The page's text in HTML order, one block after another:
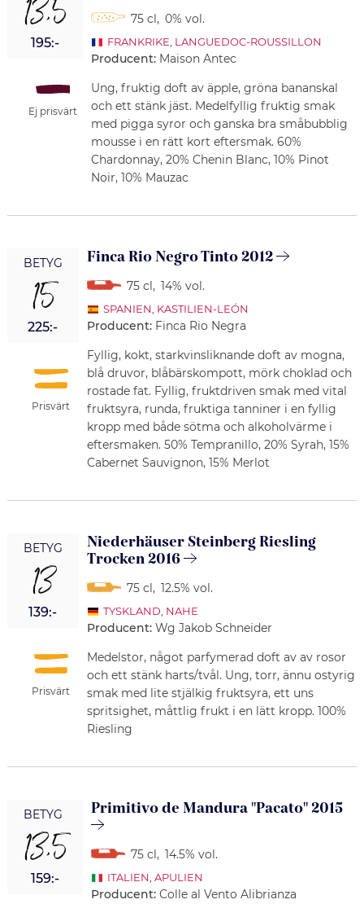
13,5
195:-
Ej prisvärt
75 cl, 0% vol.
FRANKRIKE LANGUEDOC-ROUSSILLON
Producent: Maison Antec
Ung, fruktig doft av äpple, gröna bananskal
och ett stänk jäst. Medelfyllig fruktig smak
med pigga syror och ganska bra småbubblig
mousse i en rätt kort eftersmak. 60%
Chardonnay, 20% Chenin Blanc, 10% Pinot
Noir, 10% Mauzac
BETYG
15
225:-
Prisvärt
Finca Rio Negro Tinto 2012
75 cl, 14% vol.
SPANIEN KASTILIEN-LEÓN
Producent: Finca Rio Negra
Fyllig, kokt, starkvinsliknande doft av mogna,
blå druvor, blåbärskompott, mörk choklad och
rostade fat. Fyllig, fruktdriven smak med vital
fruktsyra, runda, fruktiga tanniner i en fyllig
kropp med både sötma och alkoholvärme i
eftersmaken. 50% Tempranillo, 20% Syrah, 15%
Cabernet Sauvignon, 15% Merlot
BETYG
13
139:-
Prisvärt
Niederhäuser Steinberg Riesling
Trocken 2016
75 cl, 12.5% vol.
TYSKLAND NAHE
Producent: Wg Jakob Schneider
Medelstor, något parfymerad doft av av rosor
och ett stänk harts/tvål. Ung, torr, ännu ostyrig
smak med lite stjälkig fruktsyra, ett uns
spritsighet, måttlig frukt i en lätt kropp. 100%
Riesling
BETYG
13,5
159:-
Primitivo de Mandura "Pacato" 2015
75 cl, 14.5% vol.
ITALIEN APULIEN
Producent: Colle al Vento Alibrianza